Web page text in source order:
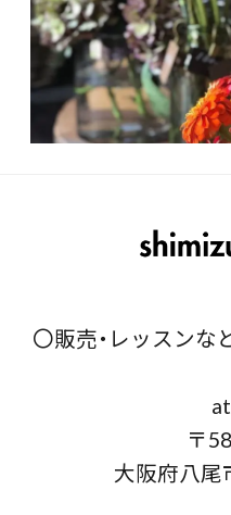
〇販売・レッスン
〒
大阪府八尾